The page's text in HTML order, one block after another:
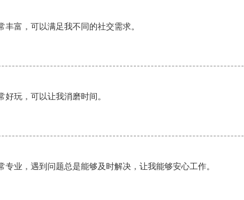
丰富，可以满足我不同的社交需求。
好玩，可以让我消磨时间。
专业，遇到问题总是能够及时解决，让我能够安心工作。